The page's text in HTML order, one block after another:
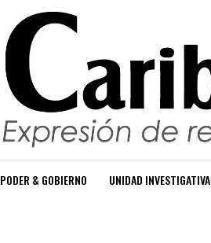
PODER & GOBIERNO UNIDAD INVESTIGATIVA